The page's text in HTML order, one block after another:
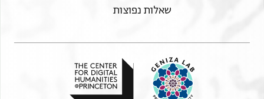
שאלות נפוצות